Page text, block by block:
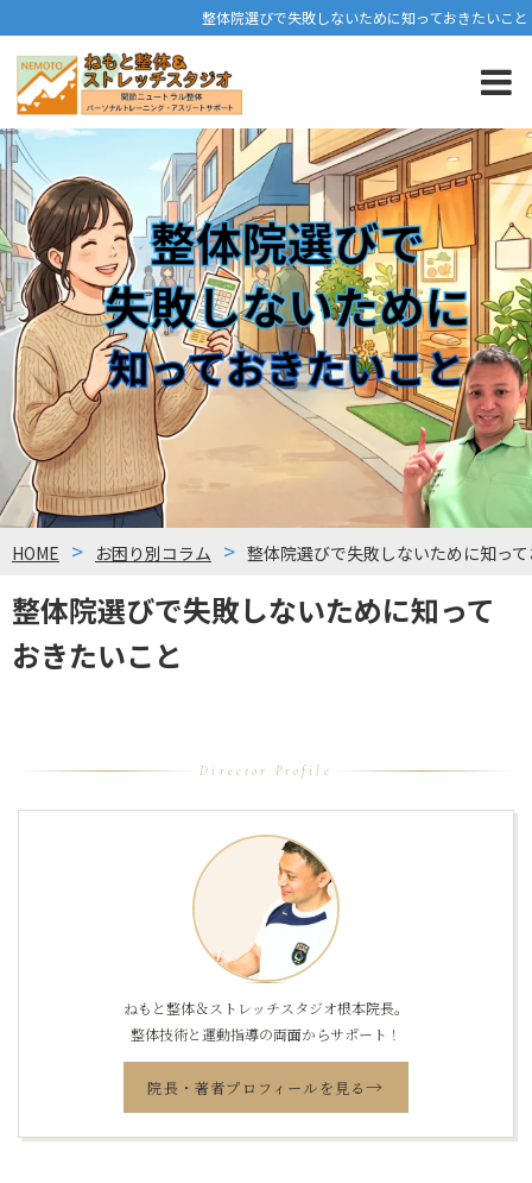
整体院選びで失敗しないために知っておきたいこと
整体院選びで失敗しないために知って
おきたいこと
HOME お困り別コラム 整体院選びで失敗しないために知っ
Director Profile
ねもと整体＆ストレッチスタジオ根本院長。
整体技術と運動指導の両面からサポート！
院長・著者プロフィールを見る→